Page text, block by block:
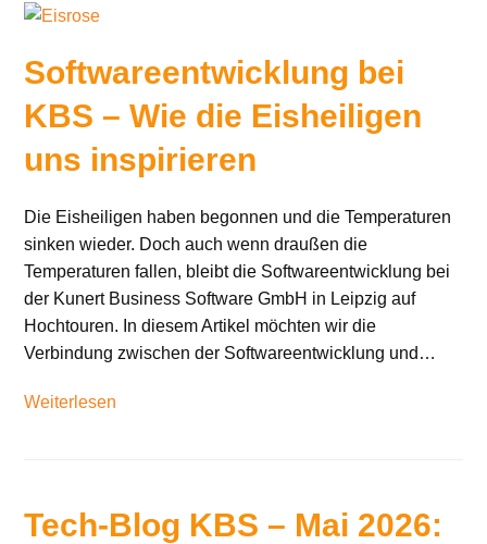
Softwareentwicklung bei
KBS – Wie die Eisheiligen
uns inspirieren
Die Eisheiligen haben begonnen und die Temperaturen
sinken wieder. Doch auch wenn draußen die
Temperaturen fallen, bleibt die Softwareentwicklung bei
der Kunert Business Software GmbH in Leipzig auf
Hochtouren. In diesem Artikel möchten wir die
Verbindung zwischen der Softwareentwicklung und…
Weiterlesen
Tech-Blog KBS – Mai 2026: